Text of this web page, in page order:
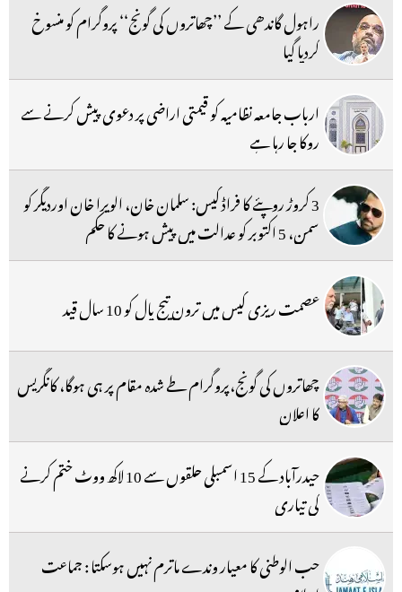
راہول گاندھی کے ’’چھاتروں کی گونج‘‘ پروگرام کو منسوخ
کردیا گیا
ارباب جامعہ نظامیہ کو قیمتی اراضی پر دعوی پیش کرنے سے
روکا جا رہا ہے
3 کروڑ روپئے کا فراڈ کیس: سلمان خان، الویرا خان اوردیگر کو
سمن، 5 اکتوبر کو عدالت میں پیش ہونے کا حکم
عصمت ریزی کیس میں ترون تیج پال کو 10 سال قید
چھاتروں کی گونج،پروگرام طے شدہ مقام پر ہی ہوگا، کانگریس
کا اعلان
حیدرآباد کے 15 اسمبلی حلقوں سے 10 لاکھ ووٹ ختم کرنے
کی تیاری
حب الوطنی کا معیار وندے ماترم نہیں ہوسکتا : جماعت